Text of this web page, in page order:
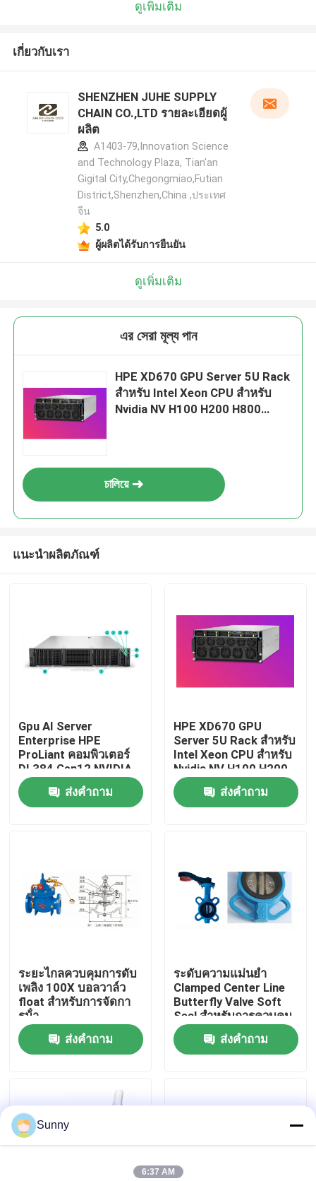
บ้าน
เกี่ยวกับเรา
การควบคุมคุณภาพ
ติดต่อเรา
บริการขนส่งสินค้าระหว่างประเทศ
การจัดหาสินค้าข้ามชายแดน
ดูเพิ่มเติม
เกี่ยวกับเรา
SHENZHEN JUHE SUPPLY
CHAIN CO.,LTD รายละเอียดผู้
ผลิต
A1403-79,Innovation Science
and Technology Plaza, Tian'an
Gigital City,Chegongmiao,Futian
District,Shenzhen,China ,ประเทศ
จีน
5.0
ผู้ผลิตได้รับการยืนยัน
ดูเพิ่มเติม
এর সেরা মূল্য পান
HPE XD670 GPU Server 5U Rack
สําหรับ Intel Xeon CPU สําหรับ
Nvidia NV H100 H200 H800
চালিয়ে
แนะนำผลิตภัณฑ์
Gpu AI Server
Enterprise HPE
ProLiant คอมพิวเตอร์
DL384 Gen12 NVIDIA
GH200 NVL2
คอมพิวเตอร์ฟรี เซอร์
เวอร์ส่วนตัว
ส่งคำถาม
HPE XD670 GPU
Server 5U Rack สําหรับ
Intel Xeon CPU สําหรับ
Nvidia NV H100 H200
H800 PCIE/SXM Nvlink
AI Supercomputing
Case
ส่งคำถาม
ระยะไกลควบคุมการดับ
เพลิง 100X บอลวาล์ว
float สําหรับการจัดกา
รน้ํา
ส่งคำถาม
ระดับความแม่นยํา
Clamped Center Line
Butterfly Valve Soft
Seal สําหรับการควบคุม
การไหลที่แม่นยํา
ส่งคำถาม
Sunny
6:37 AM